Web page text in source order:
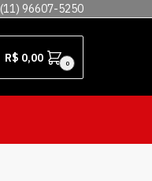
(11) 96607-5250
R$ 0,00 0